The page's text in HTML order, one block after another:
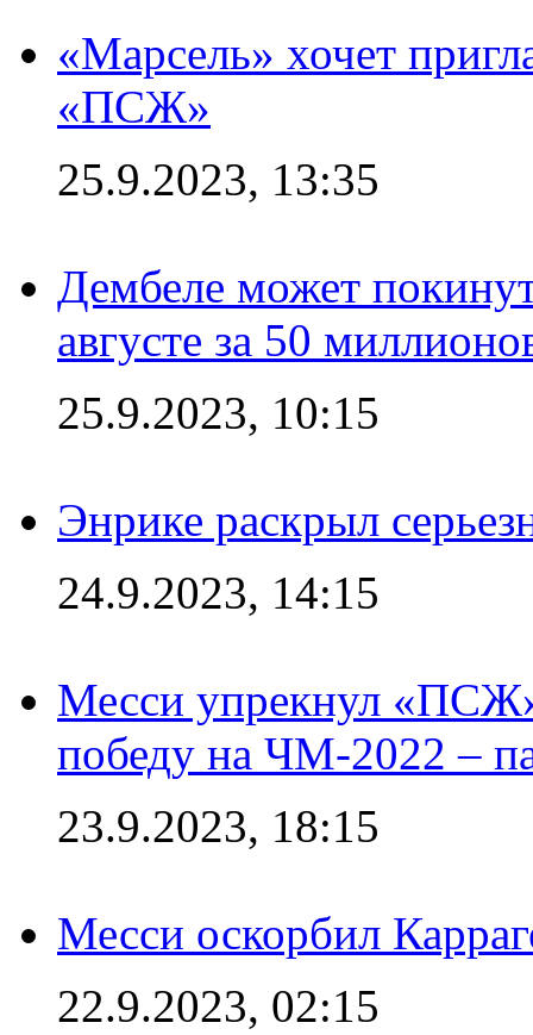
«Марсель» хочет
«ПСЖ»
25.9.2023, 13:35
Дембеле может
августе за 50
25.9.2023, 10:15
Энрике раскрыл
24.9.2023, 14:15
Месси упрекнул «ПСЖ»
победу на ЧМ-2022 –
23.9.2023, 18:15
Месси оскорбил
22.9.2023, 02:15